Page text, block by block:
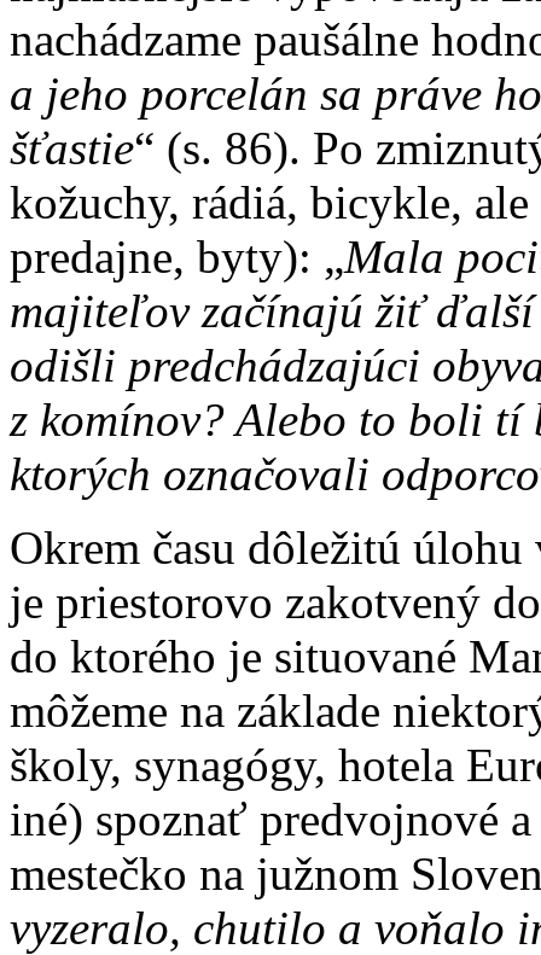
nachádzame paušálne
a jeho porcelán sa práve
šťastie“ (s. 86). Po
kožuchy, rádiá, bicykle,
predajne, byty): „Mala
majiteľov začínajú žiť ďalší
odišli predchádzajúci
z komínov? Alebo to boli
ktorých označovali
Okrem času dôležitú
je priestorovo zakotvený
do ktorého je situované
môžeme na základe
školy, synagógy, hotela
iné) spoznať predvojnové
mestečko na južnom
vyzeralo, chutilo a voňalo